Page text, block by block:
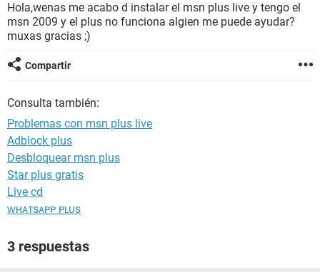
Hola,wenas me acabo d instalar el msn plus live y tengo el
msn 2009 y el plus no funciona algien me puede ayudar?
muxas gracias ;)
Compartir
Consulta también:
Problemas con msn plus live
Adblock plus
Desbloquear msn plus
Star plus gratis
Live cd
ᴡʜᴀᴛsᴀᴘᴘ ᴘʟᴜs
3 respuestas